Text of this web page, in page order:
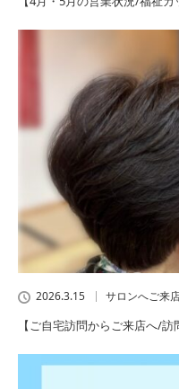
2026.3.15 サロンへご来
【ご自宅訪問からご来店へ/訪